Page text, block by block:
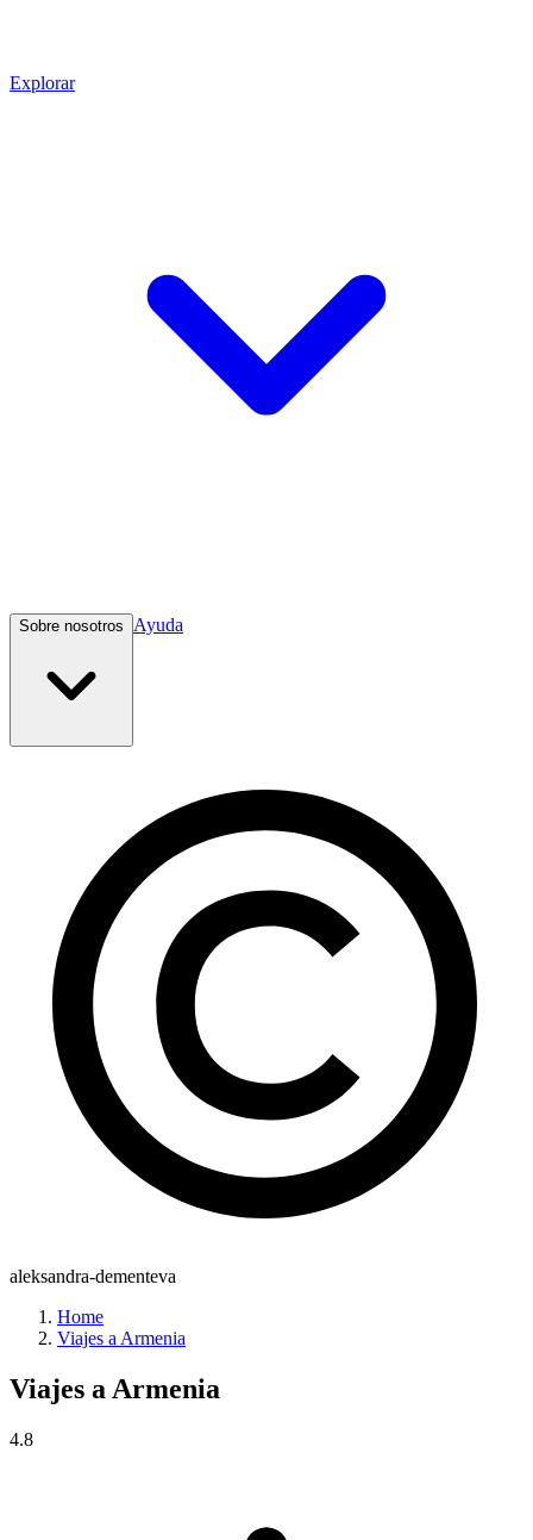
Explorar
Sobre nosotros Ayuda
aleksandra-dementeva
Home
Viajes a Armenia
Viajes aArmenia
4.8